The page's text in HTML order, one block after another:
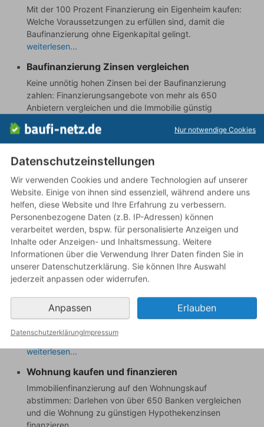
Mit der 100 Prozent Finanzierung ein Eigenheim kaufen:
Welche Voraussetzungen zu erfüllen sind, damit die
Baufinanzierung ohne Eigenkapital gelingt.
weiterlesen...
Baufinanzierung Zinsen vergleichen
Keine unnötig hohen Zinsen bei der Baufinanzierung
zahlen: Finanzierungsangebote von mehr als 650
Anbietern vergleichen und die Immobilie günstig
weiterlesen...
Hier online ermitteln, wie viel Geld Ihnen die Banken
maximal leihen: Damit stecken Sie Ihr Budget für den
Immobilienerwerb exakt ab.
weiterlesen...
Haus bauen und finanzieren
Infos und Ratschläge zur Finanzierung von Bauvorhaben:
Worauf Bauherren beim Darlehen achten müssen und
welche Banken die attraktivsten Zinsen bieten.
weiterlesen...
Haus kaufen und finanzieren
Ein Haus kaufen und die passende Finanzierung finden:
Darlehen mit günstigen Zinsen aufnehmen.
weiterlesen...
Wohnung kaufen und finanzieren
Immobilienfinanzierung auf den Wohnungskauf
abstimmen: Darlehen von über 650 Banken vergleichen
und die Wohnung zu günstigen Hypothekenzinsen
finanzieren.
Nur notwendige Cookies
Datenschutzeinstellungen
Wir verwenden Cookies und andere Technologien auf unserer
Website. Einige von ihnen sind essenziell, während andere uns
helfen, diese Website und Ihre Erfahrung zu verbessern.
Personenbezogene Daten (z.B. IP-Adressen) können
verarbeitet werden, bspw. für personalisierte Anzeigen und
Inhalte oder Anzeigen- und Inhaltsmessung. Weitere
Informationen über die Verwendung Ihrer Daten finden Sie in
unserer Datenschutzerklärung. Sie können Ihre Auswahl
jederzeit anpassen oder widerrufen.
Anpassen Erlauben
DatenschutzerklärungImpressum